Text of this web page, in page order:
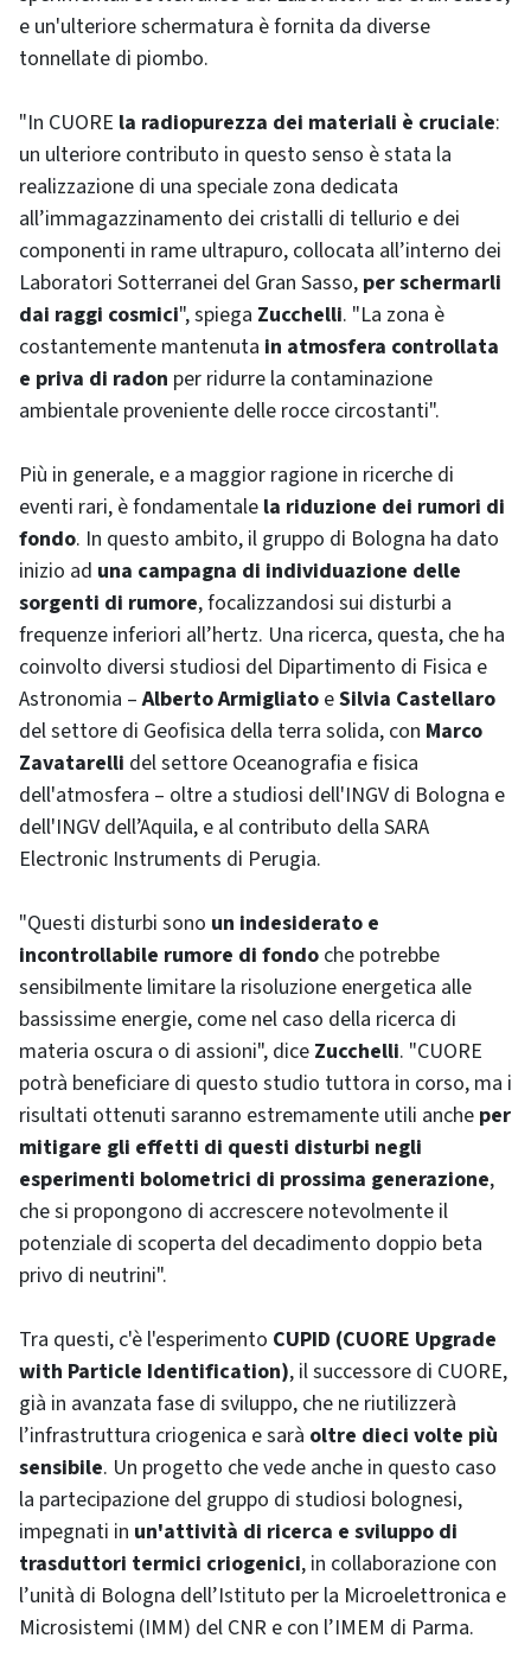
e un'ulteriore schermatura è fornita da diverse
tonnellate di piombo.
"In CUORE la radiopurezza dei materiali è cruciale:
un ulteriore contributo in questo senso è stata la
realizzazione di una speciale zona dedicata
all’immagazzinamento dei cristalli di tellurio e dei
componenti in rame ultrapuro, collocata all’interno dei
Laboratori Sotterranei del Gran Sasso, per schermarli
dai raggi cosmici", spiega Zucchelli. "La zona è
costantemente mantenuta in atmosfera controllata
e priva di radon per ridurre la contaminazione
ambientale proveniente delle rocce circostanti".
Più in generale, e a maggior ragione in ricerche di
eventi rari, è fondamentale la riduzione dei rumori di
fondo. In questo ambito, il gruppo di Bologna ha dato
inizio ad una campagna di individuazione delle
sorgenti di rumore, focalizzandosi sui disturbi a
frequenze inferiori all’hertz. Una ricerca, questa, che ha
coinvolto diversi studiosi del Dipartimento di Fisica e
Astronomia –Alberto Armigliato eSilvia Castellaro
del settore di Geofisica della terra solida, con Marco
Zavatarelli del settore Oceanografia e fisica
dell'atmosfera – oltre a studiosi dell'INGV di Bologna e
dell'INGV dell’Aquila, e al contributo della SARA
Electronic Instruments di Perugia.
"Questi disturbi sono un indesiderato e
incontrollabile rumore di fondo che potrebbe
sensibilmente limitare la risoluzione energetica alle
bassissime energie, come nel caso della ricerca di
materia oscura o di assioni", dice Zucchelli. "CUORE
potrà beneficiare di questo studio tuttora in corso, ma i
risultati ottenuti saranno estremamente utili anche per
mitigare gli effetti di questi disturbi negli
esperimenti bolometrici di prossima generazione,
che si propongono di accrescere notevolmente il
potenziale di scoperta del decadimento doppio beta
privo di neutrini".
Tra questi, c'è l'esperimento CUPID (CUORE Upgrade
with Particle Identification), il successore di CUORE,
già in avanzata fase di sviluppo, che ne riutilizzerà
l’infrastruttura criogenica e sarà oltre dieci volte più
sensibile. Un progetto che vede anche in questo caso
la partecipazione del gruppo di studiosi bolognesi,
impegnati in un'attività di ricerca e sviluppo di
trasduttori termici criogenici, in collaborazione con
l’unità di Bologna dell’Istituto per la Microelettronica e
Microsistemi (IMM) del CNR e con l’IMEM di Parma.